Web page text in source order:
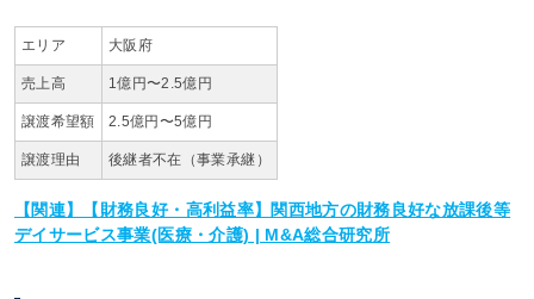
エリア 大阪府
売上高 1億円〜2.5億円
譲渡希望額 2.5億円〜5億円
譲渡理由 後継者不在（事業承継）
【関連】【財務良好・高利益率】関西地方の財務良好な放課後等
デイサービス事業(医療・介護) | M&A総合研究所